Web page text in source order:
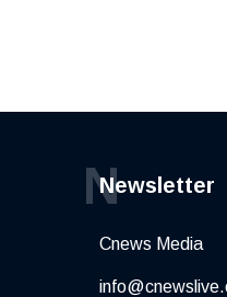
Newsletter
N
Cnews Media